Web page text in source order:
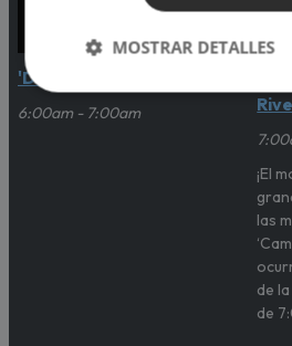
'Despierta Planetario'
6:00am - 7:00am
¡El
las
de
de
MOSTRAR DETALLES